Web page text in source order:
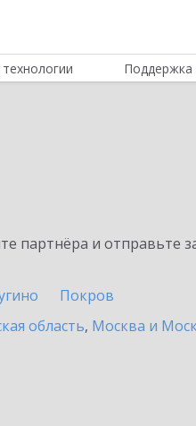
Поддержка
партнёра и отправьте
Покров
область, Москва и